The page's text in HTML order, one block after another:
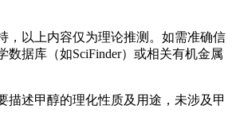
，以上内容仅为理论推测。如需准确信
数据库（如SciFinder）或相关有机金属
描述甲醇的理化性质及用途，未涉及甲